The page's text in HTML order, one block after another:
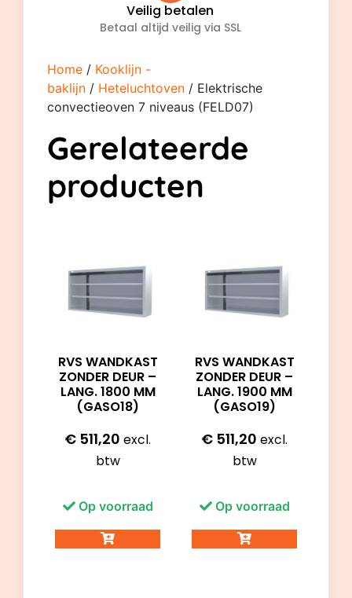
Veilig betalen
Betaal altijd veilig via SSL
Home / Kooklijn -
baklijn / Heteluchtoven / Elektrische
convectieoven 7 niveaus (FELD07)
Gerelateerde
producten
RVS WANDKAST
ZONDER DEUR –
LANG. 1800 MM
(GASO18)
€ 511,20 excl.
btw
Op voorraad
RVS WANDKAST
ZONDER DEUR –
LANG. 1900 MM
(GASO19)
€ 511,20 excl.
btw
Op voorraad